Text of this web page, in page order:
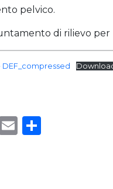
pelvico.
di rilievo per
DEF_compressed
Email